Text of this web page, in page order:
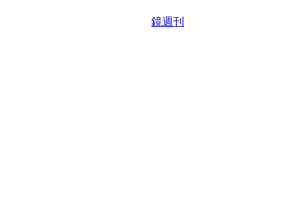
鏡週刊